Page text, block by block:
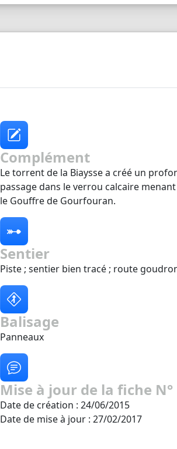
Complément
Le torrent de la Biaysse a créé un
passage dans le verrou calcaire
le Gouffre de Gourfouran.
Sentier
Piste ; sentier bien tracé ; route
Balisage
Panneaux
Mise à jour de la fiche N°
Date de création : 24/06/2015
Date de mise à jour : 27/02/2017